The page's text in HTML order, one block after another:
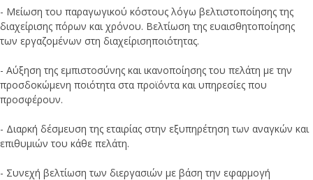
- Μείωση του παραγωγικού κόστους λόγω βελτιστοποίησης της
διαχείρισης πόρων και χρόνου. Βελτίωση της ευαισθητοποίησης
των εργαζομένων στη διαχείρισηποιότητας.
- Αύξηση της εμπιστοσύνης και ικανοποίησης του πελάτη με την
προσδοκώμενη ποιότητα στα προϊόντα και υπηρεσίες που
προσφέρουν.
- Διαρκή δέσμευση της εταιρίας στην εξυπηρέτηση των αναγκών και
επιθυμιών του κάθε πελάτη.
- Συνεχή βελτίωση των διεργασιών με βάση την εφαρμογή